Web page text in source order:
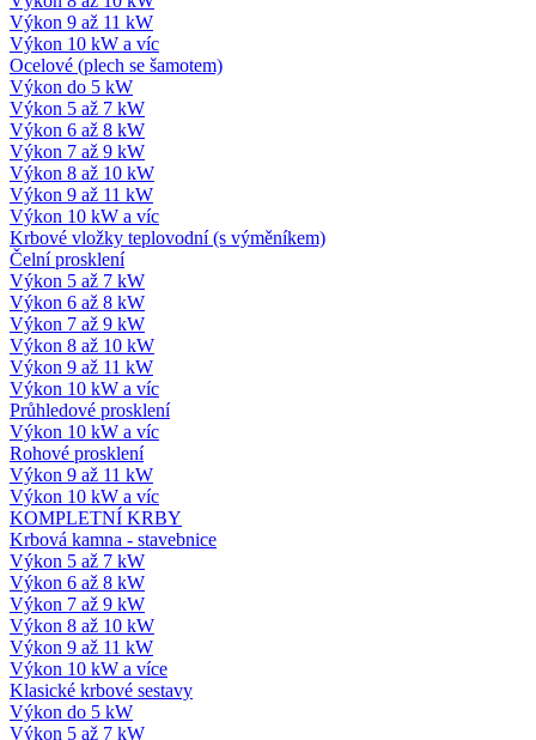
Výkon 9 až 11 kW
Výkon 10 kW a víc
Ocelové (plech se šamotem)
Výkon do 5 kW
Výkon 5 až 7 kW
Výkon 6 až 8 kW
Výkon 7 až 9 kW
Výkon 8 až 10 kW
Výkon 9 až 11 kW
Výkon 10 kW a víc
Krbové vložky teplovodní (s výměníkem)
Čelní prosklení
Výkon 5 až 7 kW
Výkon 6 až 8 kW
Výkon 7 až 9 kW
Výkon 8 až 10 kW
Výkon 9 až 11 kW
Výkon 10 kW a víc
Průhledové prosklení
Výkon 10 kW a víc
Rohové prosklení
Výkon 9 až 11 kW
Výkon 10 kW a víc
KOMPLETNÍ KRBY
Krbová kamna - stavebnice
Výkon 5 až 7 kW
Výkon 6 až 8 kW
Výkon 7 až 9 kW
Výkon 8 až 10 kW
Výkon 9 až 11 kW
Výkon 10 kW a více
Klasické krbové sestavy
Výkon do 5 kW
Výkon 5 až 7 kW